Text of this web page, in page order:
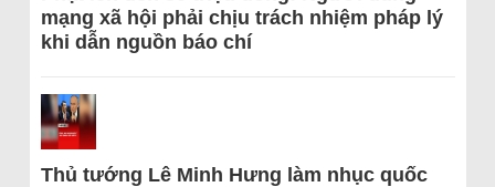
mạng xã hội phải chịu trách nhiệm pháp lý
khi dẫn nguồn báo chí
Thủ tướng Lê Minh Hưng làm nhục quốc